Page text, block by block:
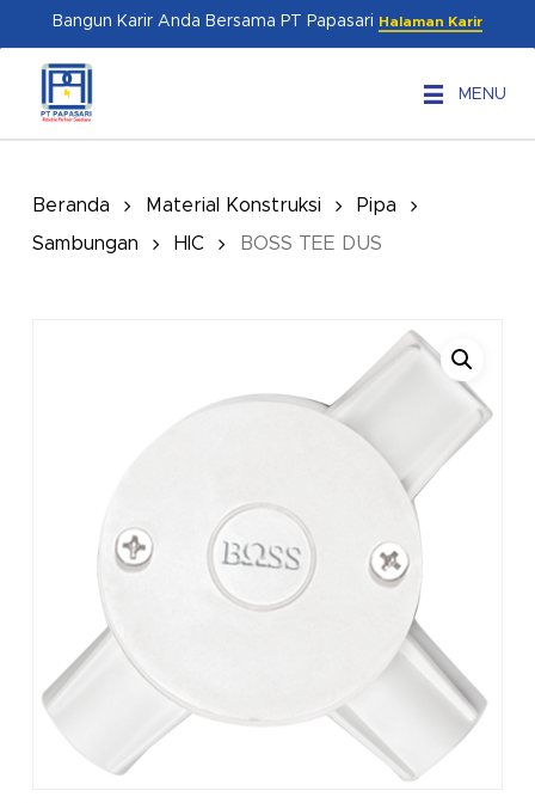
content
Bangun Karir Anda Bersama PT Papasari Halaman Karir
MENU
Beranda Material Konstruksi
Pipa
Sambungan
HIC BOSS TEE DUS
Menu